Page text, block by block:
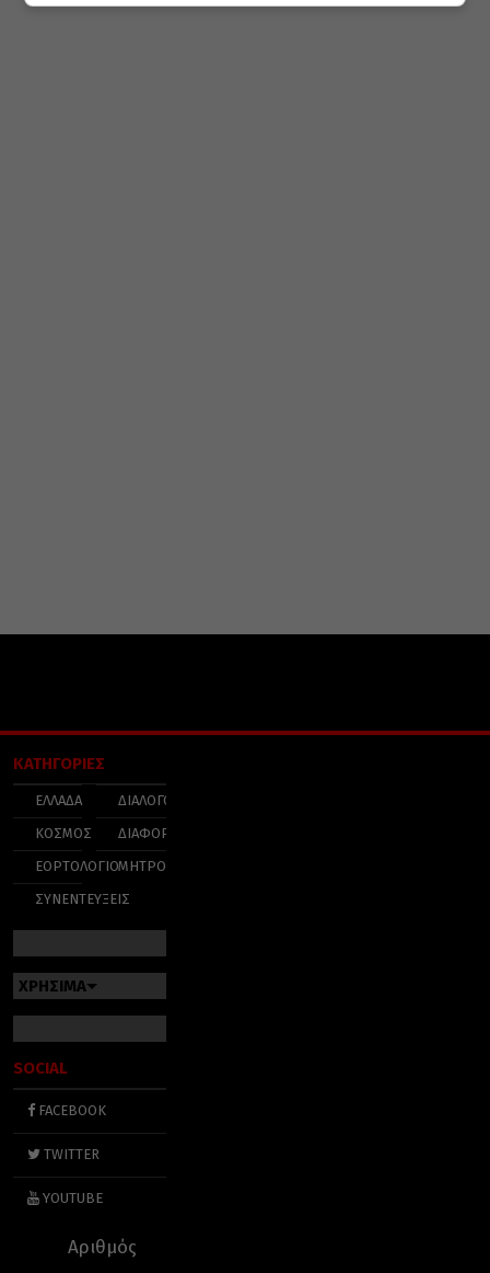
ΚΑΤΗΓΟΡΙΕΣ
ΕΛΛΑΔΑ
ΚΟΣΜΟΣ
ΕΟΡΤΟΛΟΓΙΟ
ΣΥΝΕΝΤΕΥΞΕΙΣ
ΔΙΑΛΟΓΟΣ
ΔΙΑΦΟΡΑ
ΜΗΤΡΟΠΟΛΕΙΣ
ΧΡΗΣΙΜΑ
SOCIAL
FACEBOOK
TWITTER
YOUTUBE
Αριθμός